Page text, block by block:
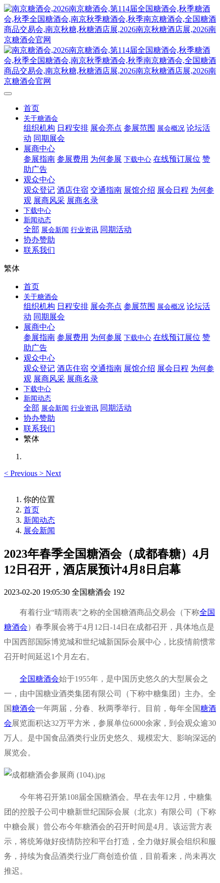
首页
关于糖酒会
组织机构 日程安排 展会亮点 参展范围 展会概况 论坛活
动 同期展会
展商中心
参展指南 参展费用 为何参展 下载中心 在线预订展位 赞
助广告
观众中心
观众登记 酒店住宿 交通指南 展馆介绍 展会日程 为何参
观 展商风采 展商名录
下载中心
新闻动态
全部 展会新闻 行业资讯 同期活动
协办赞助
联系我们
繁体
首页
关于糖酒会
组织机构 日程安排 展会亮点 参展范围 展会概况 论坛活
动 同期展会
展商中心
参展指南 参展费用 为何参展 下载中心 在线预订展位 赞
助广告
观众中心
观众登记 酒店住宿 交通指南 展馆介绍 展会日程 为何参
观 展商风采 展商名录
下载中心
新闻动态
全部 展会新闻 行业资讯 同期活动
协办赞助
联系我们
繁体
< Previous > Next
你的位置
首页
新闻动态
展会新闻
2023年春季全国糖酒会（成都春糖）4月
12日召开，酒店展预计4月8日启幕
2023-02-20 19:05:30 全国糖酒会 192
有着行业“晴雨表”之称的全国糖酒商品交易会（下称全国
糖酒会）春季展会将于4月12日-14日在成都召开，具体地点是
中国西部国际博览城和世纪城新国际会展中心，比疫情前惯常
召开时间延迟1个月左右。
全国糖酒会始于1955年，是中国历史悠久的大型展会之
一，由中国糖业酒类集团有限公司（下称中糖集团）主办。全
国糖酒会一年两届，分春、秋两季举行。目前，每年全国糖酒
会展览面积达32万平方米，参展单位6000余家，到会观众逾30
万人。是中国食品酒类行业历史悠久、规模宏大、影响深远的
展览会。
今年将召开第108届全国糖酒会。早在去年12月，中糖集
团的控股子公司中糖新世纪国际会展（北京）有限公司（下称
中糖会展）曾公布今年糖酒会的召开时间是4月。该运营方表
示，将统筹做好疫情防控和平台打造，全力做好展会组织和服
务，持续为食品酒类行业厂商创造价值，目前看来，尚未再次
推迟。